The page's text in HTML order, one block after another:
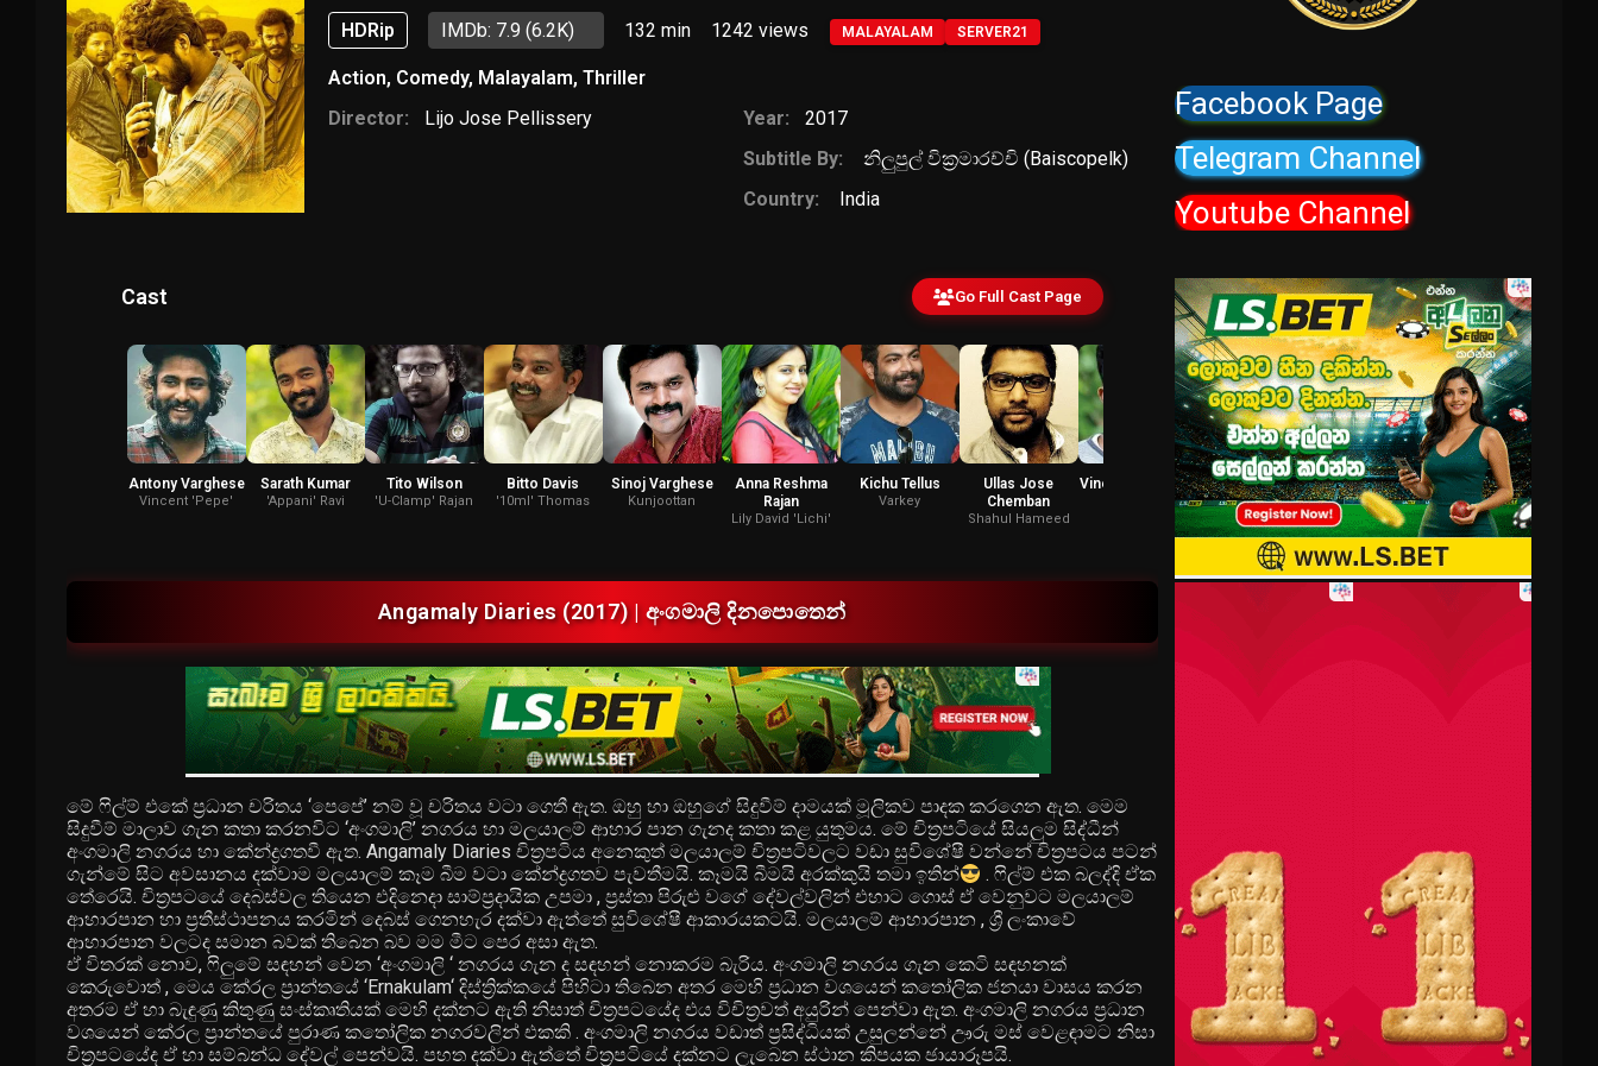
HDRip IMDb: 7.9(6.2K) 132 min 1242 views MALAYALAM SERVER21
Action, Comedy, Malayalam, Thriller
Director:
Lijo Jose Pellissery Year:
2017
Subtitle By:
නිලුපුල් වික්‍රමාරච්චි (Baiscopelk)
Country:
India
Cast Go Full Cast Page
Antony Varghese
Vincent 'Pepe'
Sarath Kumar
'Appani' Ravi
Tito Wilson
'U-Clamp' Rajan
Bitto Davis
'10ml' Thomas
Sinoj Varghese
Kunjoottan
Anna Reshma
Rajan
Lily David 'Lichi'
Kichu Tellus
Varkey
Ullas Jose
Chemban
Shahul Hameed
Vineeth Vishwam Jolly Chirayath
Vincent Pepe's
Mother
Angamaly Diaries (2017) | අංගමාලි දිනපොතෙන්
මේ ෆිල්ම් එකේ ප්‍රධාන චරිතය ‘පෙපේ’ නම් වූ චරිතය වටා ගෙතී ඇත. ඔහු හා ඔහුගේ සිදුවීම් දාමයක් මූලිකව පාදක කරගෙන ඇත. මෙම
සිදුවීම් මාලාව ගැන කතා කරනවිට ‘අංගමාලි’ නගරය හා මලයාලම් ආහාර පාන ගැනද කතා කළ යුතුමය. මේ චිත්‍රපටියේ සියලුම සිද්ධීන්
අංගමාලි නගරය හා කේන්ද්‍රගතවී ඇත. Angamaly Diaries චිත්‍රපටිය අනෙකුත් මලයාලම් චිත්‍රපටිවලට වඩා සුවිශේෂී වන්නේ චිත්‍රපටය පටන්
ගැන්මේ සිට අවසානය දක්වාම මලයාලම් කෑම බීම වටා කේන්ද්‍රගතව පැවතීමයි. කෑමයි බීමයි අරක්කුයි තමා ඉතින්
. ෆිල්ම් එක බලද්දි ඒක
තේරෙයි. චිත්‍රපටයේ දෙබස්වල තියෙන එදිනෙදා සාම්ප්‍රදායික උපමා , ප්‍රස්තා පිරුළු වගේ දේවල්වලින් එහාට ගොස් ඒ වෙනුවට මලයාලම්
ආහාරපාන හා ප්‍රතීස්ථාපනය කරමින් දෙබස් ගෙනහැර දක්වා ඇත්තේ සුවිශේෂී ආකාරයකටයි. මලයාලම් ආහාරපාන , ශ්‍රී ලංකාවේ
ආහාරපාන වලටද සමාන බවක් තිබෙන බව මම මීට පෙර අසා ඇත.
ඒ විතරක් නොව, ෆිලුමේ සඳහන් වෙන ‘අංගමාලි ‘ නගරය ගැන ද සඳහන් නොකරම බැරිය. අංගමාලි නගරය ගැන කෙටි සඳහනක්
කෙරුවොත් , මෙය කේරල ප්‍රාන්තයේ ‘Ernakulam‘ දිස්ත්‍රික්කයේ පිහිටා තිබෙන අතර මෙහි ප්‍රධාන වශයෙන් කතෝලික ජනයා වාසය කරන
අතරම ඒ හා බැඳුණු කිතුණු සංස්කෘතියක් මෙහි දක්නට ඇති නිසාත් චිත්‍රපටයේද එය විචිත්‍රවත් අයුරින් පෙන්වා ඇත. අංගමාලි නගරය ප්‍රධාන
වශයෙන් කේරල ප්‍රාන්තයේ පුරාණ කතෝලික නගරවලින් එකකි . අංගමාලි නගරය වඩාත් ප්‍රසිද්ධියක් උසුලන්නේ ඌරු මස් වෙළඳාමට නිසා
චිත්‍රපටයේද ඒ හා සම්බන්ධ දේවල් පෙන්වයි. පහත දක්වා ඇත්තේ චිත්‍රපටියේ දක්නට ලැබෙන ස්ථාන කිපයක ඡායාරූපයි.
Facebook Page
Telegram Channel
Youtube Channel